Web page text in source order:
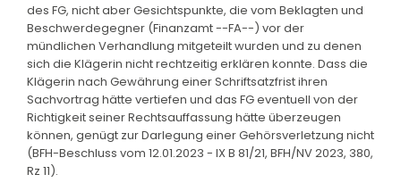
des FG, nicht aber Gesichtspunkte, die vom Beklagten und
Beschwerdegegner (Finanzamt --FA--) vor der
mündlichen Verhandlung mitgeteilt wurden und zu denen
sich die Klägerin nicht rechtzeitig erklären konnte. Dass die
Klägerin nach Gewährung einer Schriftsatzfrist ihren
Sachvortrag hätte vertiefen und das FG eventuell von der
Richtigkeit seiner Rechtsauffassung hätte überzeugen
können, genügt zur Darlegung einer Gehörsverletzung nicht
(BFH-Beschluss vom 12.01.2023 - IX B 81/21, BFH/NV 2023, 380,
Rz 11).